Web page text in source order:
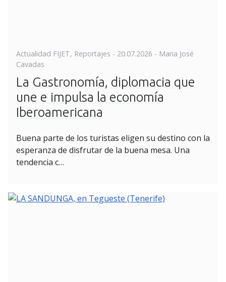
Actualidad FIJET, Reportajes - Posted
20.07.2026 - Maria José
Cavadas
La Gastronomía, diplomacia que
une e impulsa la economía
Iberoamericana
Buena parte de los turistas eligen su destino con la
esperanza de disfrutar de la buena mesa. Una
tendencia c…